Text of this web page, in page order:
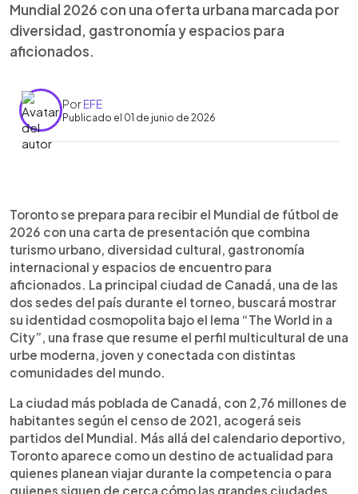
Mundial 2026 con una oferta urbana marcada por
diversidad, gastronomía y espacios para
aficionados.
PorEFE
Publicado el 01 de junio de 2026
► Escuchar artículo
Toronto recibirá seis partidos del Mundial de
fútbol de 2026 y se prepara para mostrar su perfil
multicultural, moderno y turístico. Según EFE, la
ciudad más poblada de Canadá destaca por su
diversidad: el 53 % de sus residentes nació fuera
del país, conviven más de 240 grupos étnicos y se
hablan más de 180 idiomas. Entre sus atractivos
están la CN Tower, el lago Ontario, St. Lawrence
Market, Distillery District y las islas de Toronto. La
oferta gastronómica incluye cocinas de todo el
mundo. Además, el FIFA Fan Festival funcionará en
Fort York y The Bentway.
Toronto se prepara para recibir el Mundial de fútbol de
2026 con una carta de presentación que combina
turismo urbano, diversidad cultural, gastronomía
internacional y espacios de encuentro para
aficionados. La principal ciudad de Canadá, una de las
dos sedes del país durante el torneo, buscará mostrar
su identidad cosmopolita bajo el lema “The World in a
City”, una frase que resume el perfil multicultural de una
urbe moderna, joven y conectada con distintas
comunidades del mundo.
La ciudad más poblada de Canadá, con 2,76 millones de
habitantes según el censo de 2021, acogerá seis
partidos del Mundial. Más allá del calendario deportivo,
Toronto aparece como un destino de actualidad para
quienes planean viajar durante la competencia o para
quienes siguen de cerca cómo las grandes ciudades